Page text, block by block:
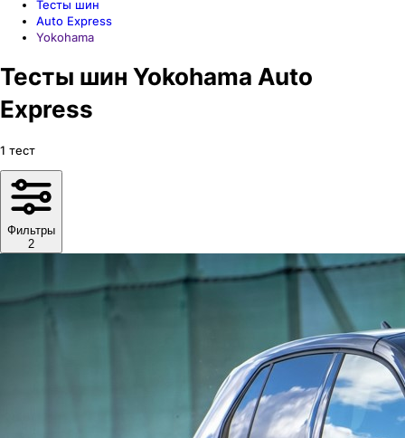
Тесты шин
Auto Express
Yokohama
Тесты шин Yokohama Auto
Express
1 тест
Фильтры
2